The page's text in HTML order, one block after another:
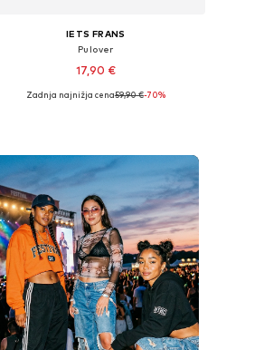
IETS FRANS
Pulover
17,90 €
Razpoložljive velikosti: M
Zadnja najnižja cena59,90 €-70%